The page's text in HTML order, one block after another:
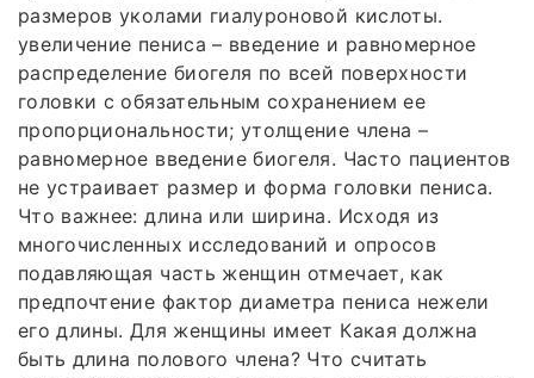
размеров уколами гиалуроновой кислоты.
увеличение пениса – введение и равномерное
распределение биогеля по всей поверхности
головки с обязательным сохранением ее
пропорциональности; утолщение члена –
равномерное введение биогеля. Часто пациентов
не устраивает размер и форма головки пениса.
Что важнее: длина или ширина. Исходя из
многочисленных исследований и опросов
подавляющая часть женщин отмечает, как
предпочтение фактор диаметра пениса нежели
его длины. Для женщины имеет Какая должна
быть длина полового члена? Что считать